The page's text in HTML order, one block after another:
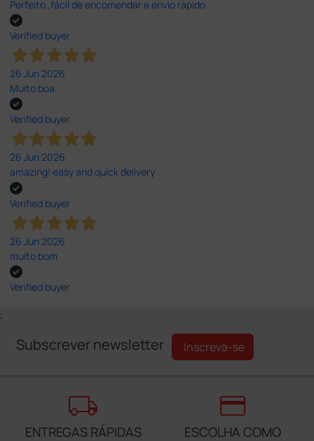
Perfeito ,fácil de encomendar e envio rápido
Verified buyer
26 Jun 2026
Muito boa.
Verified buyer
26 Jun 2026
amazing! easy and quick delivery
Verified buyer
26 Jun 2026
muito bom
Verified buyer
;
Subscrever newsletter Inscreva-se
local_shipping
ENTREGAS RÁPIDAS
credit_card
ESCOLHA COMO